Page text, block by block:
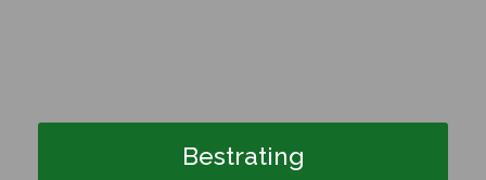
Bestrating